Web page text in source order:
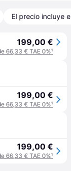
El precio incluye
199,00 €
66,33 € TAE 0%¹
199,00 €
66,33 € TAE 0%¹
199,00 €
66,33 € TAE 0%¹